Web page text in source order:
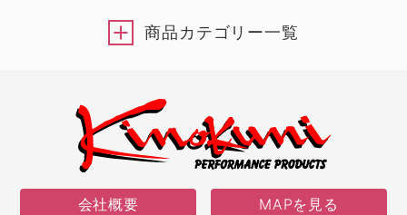
商品カテゴリー一覧
会社概要 MAPを見る